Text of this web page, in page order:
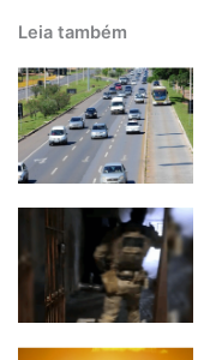
Leia também